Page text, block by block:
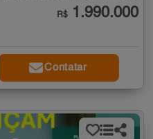
R$ 1.990.000
Contatar